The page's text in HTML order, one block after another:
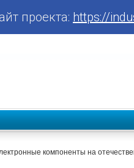
проекта: https://
компоненты на